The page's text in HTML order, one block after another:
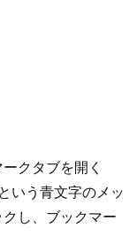
クタブを開く
いう青文字のメッ
し、ブックマー